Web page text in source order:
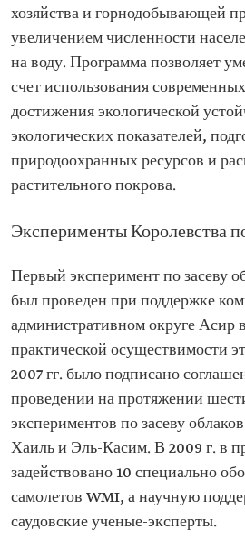
хозяйства и горнодобывающей
увеличением численности
на воду. Программа позволяет
счет использования
достижения экологической
экологических показателей,
природоохранных ресурсов и
растительного покрова.
Эксперименты Королевства
Первый эксперимент по засеву
был проведен при поддержке
административном округе Асир
практической осуществимости
2007 гг. было подписано
проведении на протяжении
экспериментов по засеву
Хаиль и Эль-Касим. В 2009 г. в
задействовано 10 специально
самолетов WMI, а научную
саудовские ученые-эксперты.